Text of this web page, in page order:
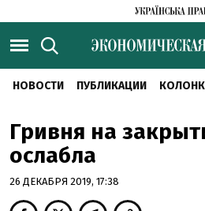
НОВОСТИ ПУБЛИКАЦИИ
Гривня на
ослабла
26 ДЕКАБРЯ 2019, 17:38